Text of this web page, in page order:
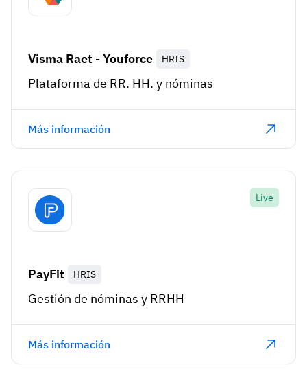
Visma Raet - Youforce HRIS
Plataforma de RR. HH. y nóminas
Más información
Live
PayFit HRIS
Gestión de nóminas y RRHH
Más información